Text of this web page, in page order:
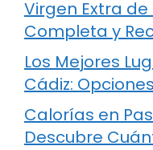
Virgen Extra
Completa y
Los Mejores
Cádiz:
Calorías en
Descubre